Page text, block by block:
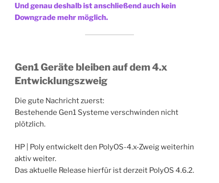
Und genau deshalb ist anschließend auch kein
Downgrade mehr möglich.
Gen1 Geräte bleiben auf dem 4.x
Entwicklungszweig
Die gute Nachricht zuerst:
Bestehende Gen1 Systeme verschwinden nicht
plötzlich.
HP | Poly entwickelt den PolyOS-4.x-Zweig weiterhin
aktiv weiter.
Das aktuelle Release hierfür ist derzeit PolyOS 4.6.2.